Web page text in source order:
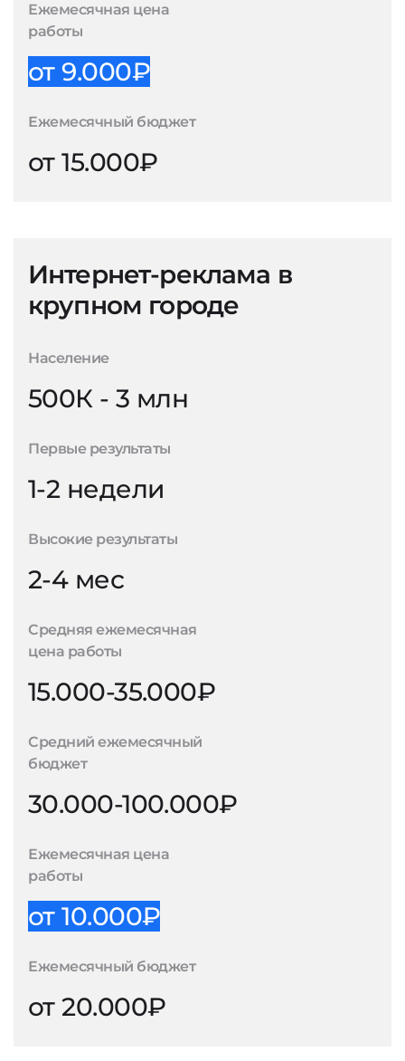
Ежемесячная цена
работы
от 9.000₽
Ежемесячный бюджет
от 15.000₽
Интернет-реклама в
крупном городе
Население
500К - 3 млн
Первые результаты
1-2 недели
Высокие результаты
2-4 мес
Средняя ежемесячная
цена работы
15.000-35.000₽
Средний ежемесячный
бюджет
30.000-100.000₽
Ежемесячная цена
работы
от 10.000₽
Ежемесячный бюджет
от 20.000₽